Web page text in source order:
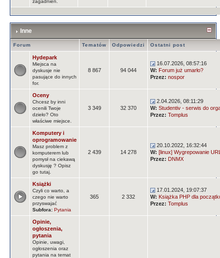
zagadnień.
Inne
Forum Tematów Odpowiedzi Ostatni post
Hydepark
Miejsca na
dyskusje nie
pasujące do innych
for.
8 867 94 044
16.07.2026, 08:57:16
W: Forum już umarło?
Przez: nospor
Oceny
Chcesz by inni
ocenili Twoje
dzieło? Oto
właściwe miejsce.
3 349 32 370
2.04.2026, 08:11:29
W: Studentiv - serwis do
Przez: Tomplus
Komputery i
oprogramowanie
Masz problem z
komputerem lub
pomysł na ciekawą
dyskusję ? Opisz
go tutaj.
2 439 14 278
20.10.2022, 16:32:44
W: [linux] Wygrepowanie
Przez: DNMX
Książki
Czyli co warto, a
czego nie warto
przyswajać
Subfora: Pytania
365 2 332
17.01.2024, 19:07:37
W: Książka PHP dla
Przez: Tomplus
Opinie,
ogłoszenia,
pytania
Opinie, uwagi,
ogłoszenia oraz
pytania na temat